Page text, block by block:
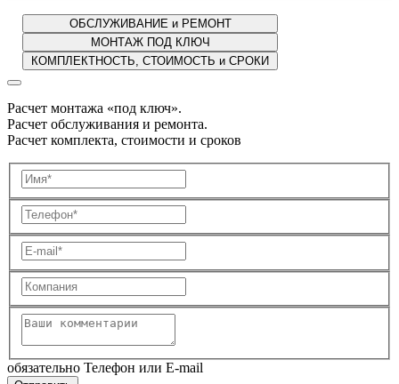
Расчет монтажа «под ключ».
Расчет обслуживания и ремонта.
Расчет комплекта, стоимости и сроков
обязательно Телефон или E-mail